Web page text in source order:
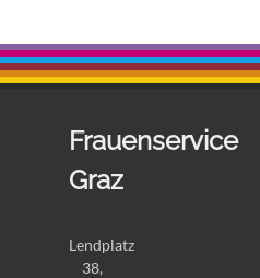
Frauenservice
Graz
Lendplatz
38,